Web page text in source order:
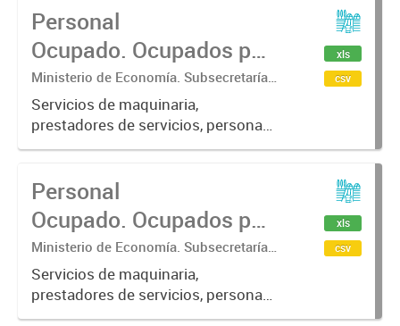
Personal
Ocupado. Ocupados por
campaña agrícola,
según categoría
ocupacional. Variación .
Ministerio de Economía. Subsecretaría
de Coordinación Económica y
Estadística. Dirección Provincial de
Estadística.
Servicios de maquinaria,
prestadores de servicios, personas
ocupadas, categoría ocupacional
xls
csv
Personal
Ocupado. Ocupados por
campaña agrícola,
según categoría
ocupacional. Cantidad
Ministerio de Economía. Subsecretaría
de Coordinación Económica y
Estadística. Dirección Provincial de
Estadística.
Servicios de maquinaria,
prestadores de servicios, personas
ocupadas, categoría ocupacional
xls
csv